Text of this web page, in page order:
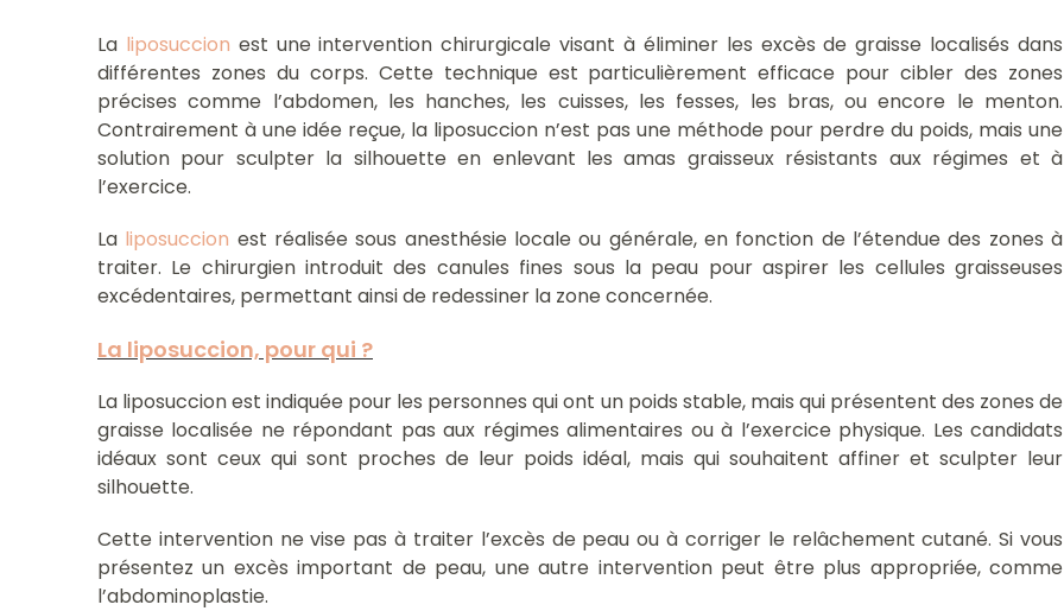
La liposuccion est une intervention chirurgicale visant à éliminer les excès de graisse localisés dans
différentes zones du corps. Cette technique est particulièrement efficace pour cibler des zones
précises comme l’abdomen, les hanches, les cuisses, les fesses, les bras, ou encore le menton.
Contrairement à une idée reçue, la liposuccion n’est pas une méthode pour perdre du poids, mais une
solution pour sculpter la silhouette en enlevant les amas graisseux résistants aux régimes et à
l’exercice.
La liposuccion est réalisée sous anesthésie locale ou générale, en fonction de l’étendue des zones à
traiter. Le chirurgien introduit des canules fines sous la peau pour aspirer les cellules graisseuses
excédentaires, permettant ainsi de redessiner la zone concernée.
La liposuccion, pour qui ?
La liposuccion est indiquée pour les personnes qui ont un poids stable, mais qui présentent des zones de
graisse localisée ne répondant pas aux régimes alimentaires ou à l’exercice physique. Les candidats
idéaux sont ceux qui sont proches de leur poids idéal, mais qui souhaitent affiner et sculpter leur
silhouette.
Cette intervention ne vise pas à traiter l’excès de peau ou à corriger le relâchement cutané. Si vous
présentez un excès important de peau, une autre intervention peut être plus appropriée, comme
l’abdominoplastie.